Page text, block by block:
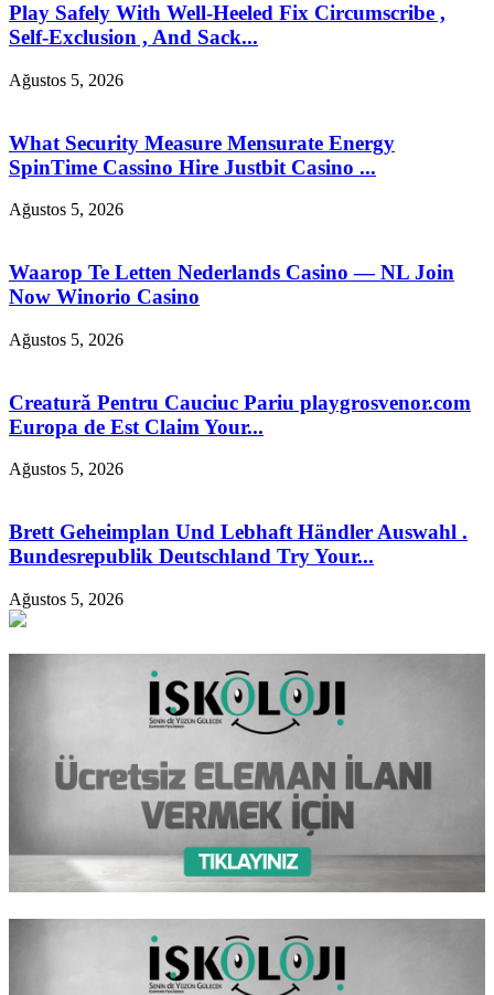
Play Safely With Well-Heeled Fix Circumscribe ,
Self-Exclusion , And Sack...
Ağustos 5, 2026
What Security Measure Mensurate Energy
SpinTime Cassino Hire Justbit Casino ...
Ağustos 5, 2026
Waarop Te Letten Nederlands Casino — NL Join
Now Winorio Casino
Ağustos 5, 2026
Creatură Pentru Cauciuc Pariu playgrosvenor.com
Europa de Est Claim Your...
Ağustos 5, 2026
Brett Geheimplan Und Lebhaft Händler Auswahl .
Bundesrepublik Deutschland Try Your...
Ağustos 5, 2026